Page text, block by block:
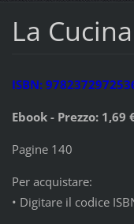
La
ISBN:
Ebook - Prezzo: 1,69
Pagine 140
Per acquistare:
• Digitare il codice